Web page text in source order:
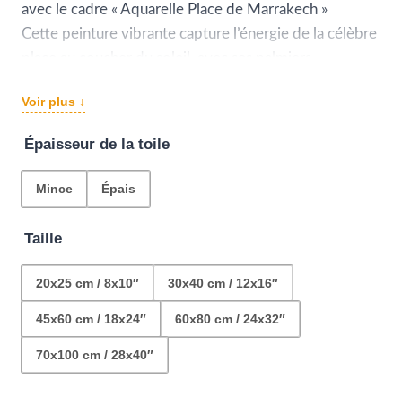
€29.99
avec le cadre « Aquarelle Place de Marrakech »
Cette peinture vibrante capture l’énergie de la célèbre
Accrochez ce tableau dans votre intérieur et laissez la
magie de Marrakech égayer votre quotidien.
Voir plus ↓
Épaisseur de la toile
Mince Épais
Taille
20x25 cm / 8x10″ 30x40 cm / 12x16″
45x60 cm / 18x24″ 60x80 cm / 24x32″
70x100 cm / 28x40″